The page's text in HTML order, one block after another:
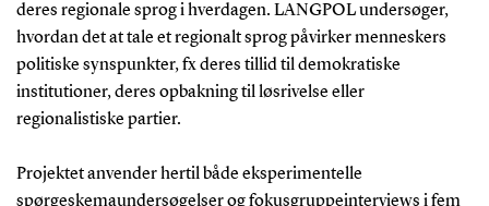
deres regionale sprog i hverdagen. LANGPOL undersøger,
hvordan det at tale et regionalt sprog påvirker menneskers
politiske synspunkter, fx deres tillid til demokratiske
institutioner, deres opbakning til løsrivelse eller
regionalistiske partier.
Projektet anvender hertil både eksperimentelle
spørgeskemaundersøgelser og fokusgruppeinterviews i fem